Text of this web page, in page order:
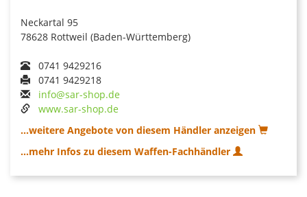
Neckartal 95
78628 Rottweil (Baden-Württemberg)
0741 9429216
0741 9429218
info@sar-shop.de
www.sar-shop.de
...weitere Angebote von diesem Händler anzeigen
...mehr Infos zu diesem Waffen-Fachhändler